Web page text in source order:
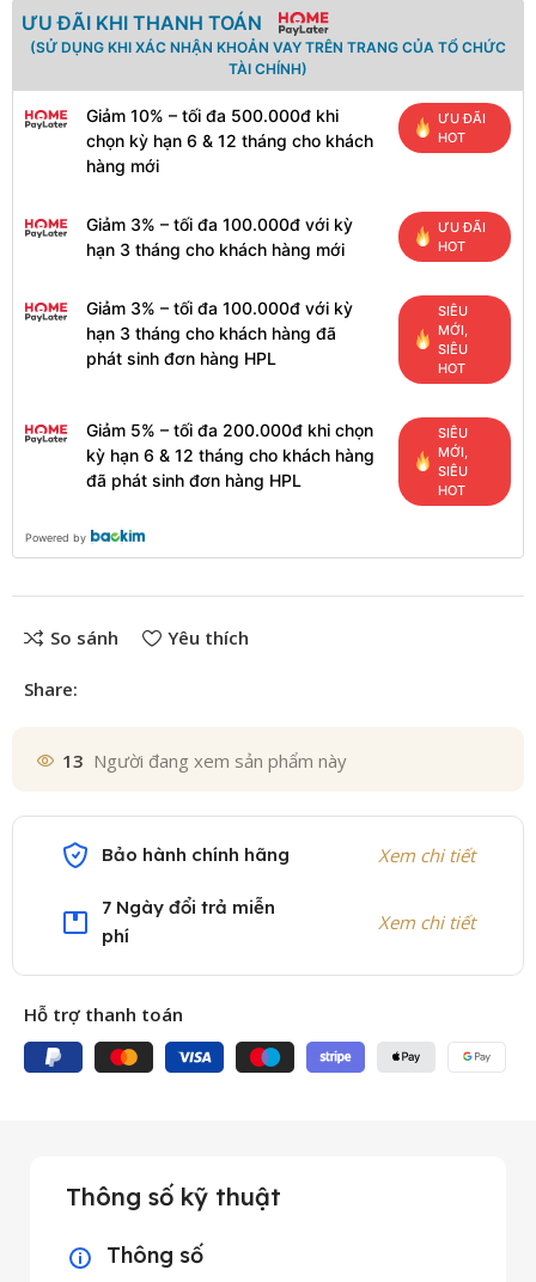
ƯU ĐÃI KHI THANH TOÁN
(SỬ DỤNG KHI XÁC NHẬN KHOẢN VAY TRÊN TRANG CỦA TỔ CHỨC
TÀI CHÍNH)
Giảm 10% – tối đa 500.000đ khi
chọn kỳ hạn 6 & 12 tháng cho khách
hàng mới
ƯU ĐÃI
HOT
Giảm 3% – tối đa 100.000đ với kỳ
hạn 3 tháng cho khách hàng mới
ƯU ĐÃI
HOT
Giảm 3% – tối đa 100.000đ với kỳ
hạn 3 tháng cho khách hàng đã
phát sinh đơn hàng HPL
SIÊU
MỚI,
SIÊU
HOT
Giảm 5% – tối đa 200.000đ khi chọn
kỳ hạn 6 & 12 tháng cho khách hàng
đã phát sinh đơn hàng HPL
SIÊU
MỚI,
SIÊU
HOT
Powered by
So sánh Yêu thích
Share:
13 Người đang xem sản phẩm này
Bảo hành chính hãng Xem chi tiết
7 Ngày đổi trả miễn
phí
Xem chi tiết
Hỗ trợ thanh toán
Thông số kỹ thuật
Thông số